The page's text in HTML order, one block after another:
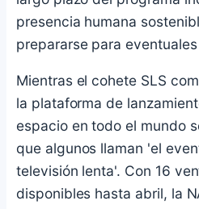
presencia humana
prepararse para
Mientras el cohete SLS
la plataforma de
espacio en todo el mundo
que algunos llaman 'el
televisión lenta'. Con 16
disponibles hasta abril, la